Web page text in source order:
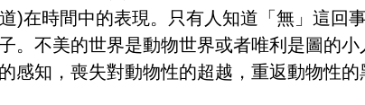
)在時間中的表現。只有人知道「無」這回
。不美的世界是動物世界或者唯利是圖的
感知，喪失對動物性的超越，重返動物性的